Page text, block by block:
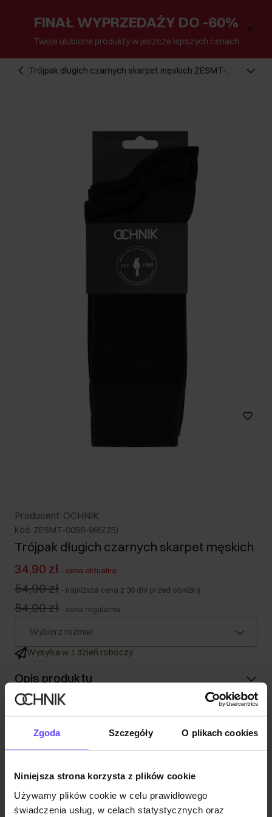
Zgoda Szczegóły O plikach cookies
Niniejsza strona korzysta z plików cookie
Używamy plików cookie w celu prawidłowego
świadczenia usług, w celach statystycznych oraz
FINAŁ WYPRZEDAŻY DO -60%
Twoje ulubione produkty w jeszcze lepszych cenach
Trójpak długich czarnych skarpet męskich ZESMT-
Producent: OCHNIK
Kod: ZESMT-0056-99(Z25)
Trójpak długich czarnych skarpet męskich
34,90 zł - cena aktualna
54,90 zł - najniższa cena z 30 dni przed obniżką
54,90 zł - cena regularna
Wybierz rozmiar
Wysyłka w 1 dzień roboczy
Opis produktu
Szczegóły
Opinie